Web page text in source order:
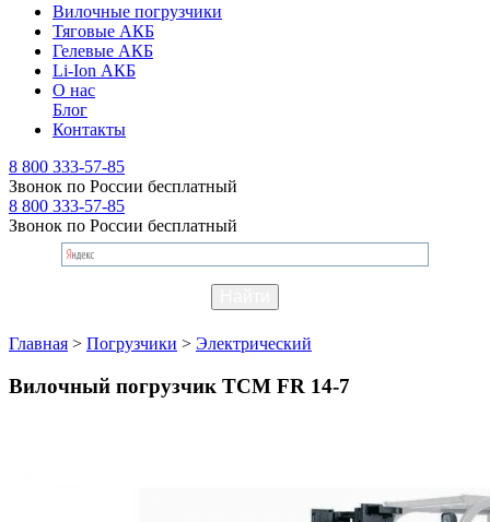
Вилочные погрузчики
Тяговые АКБ
Гелевые АКБ
Li-Ion АКБ
О нас
Блог
Контакты
8 800 333-57-85
Звонок по России бесплатный
8 800 333-57-85
Звонок по России бесплатный
Главная > Погрузчики > Электрический
Вилочный погрузчик TCM FR 14-7